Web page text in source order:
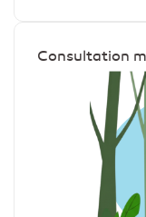
Consultation